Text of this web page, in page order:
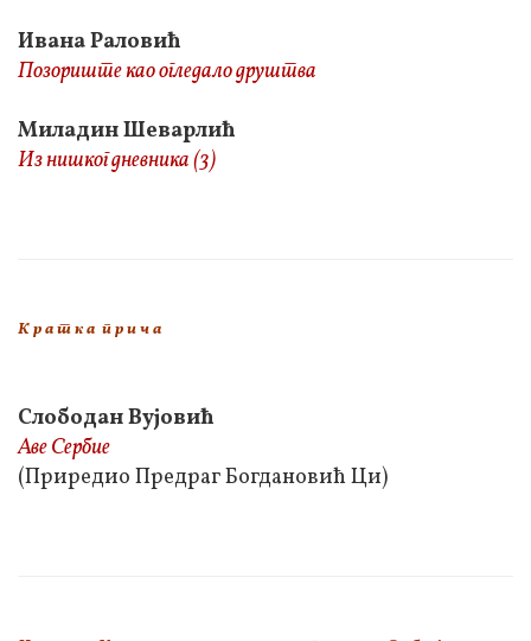
Ивана Раловић
Позориште као огледало друштва
Миладин Шеварлић
Из нишког дневника (3)
К р а т к а п р и ч а
Слободан Вујовић
Аве Сербие
(Приредио Предраг Богдановић Ци)